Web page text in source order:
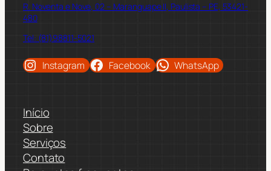
R. Noventa e Nove, 02 – Maranguape II, Paulista – PE, 53421-
480
Tel: (81)98811-5021
Instagram Facebook WhatsApp
Início
Sobre
Serviços
Contato